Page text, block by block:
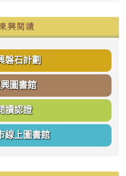
東興閱讀
磐石計劃
圖書館
讀認證
線上圖書館